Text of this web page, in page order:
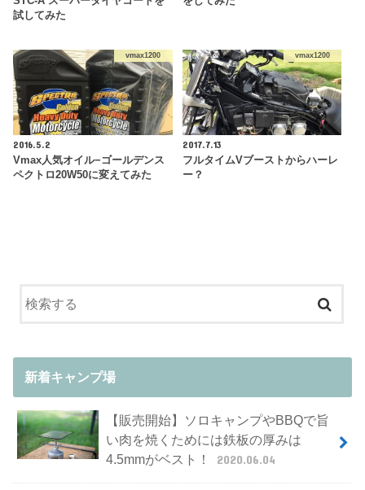
試してみた
vmax1200
2016.5.2
Vmax人気オイル−ゴールデンス
ペクトロ20W50に変えてみた
vmax1200
2017.7.13
フルタイムVブーストからハーレ
ー？
新着キャンプ場
【販売開始】ソロキャンプやBBQで旨
い肉を焼くためには鉄板の厚みは
4.5mmがベスト！
2020.06.04